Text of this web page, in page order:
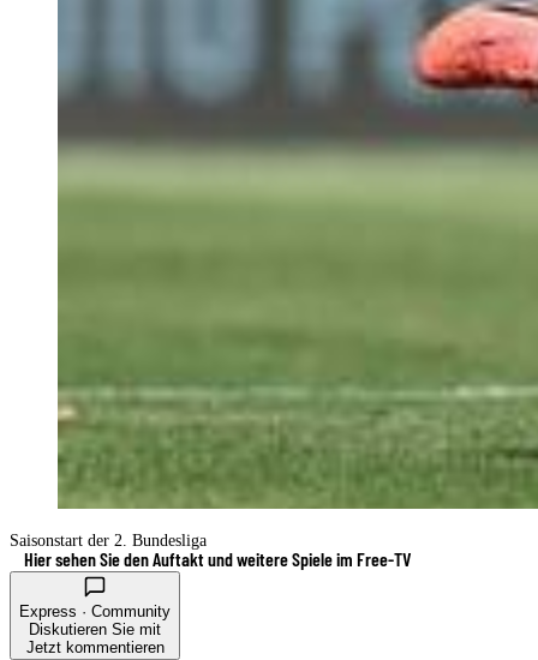
Saisonstart der 2. Bundesliga
Hier sehen Sie den Auftakt und weitere Spiele im Free-TV
Express · Community
Diskutieren Sie mit
Jetzt kommentieren